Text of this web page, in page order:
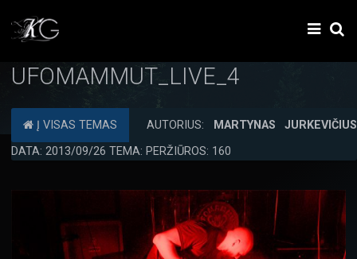
UFOMAMMUT_LIVE_4
Į VISAS TEMAS AUTORIUS:
MARTYNAS JURKEVIČIUS
DATA: 2013/09/26 TEMA: PERŽIŪROS: 160